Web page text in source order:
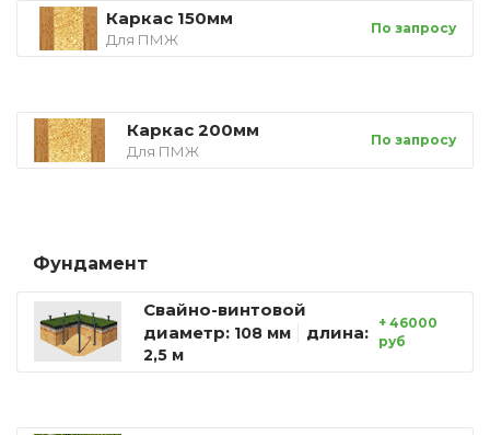
Каркас 150мм
Для ПМЖ
По запросу
Каркас 200мм
Для ПМЖ
По запросу
Фундамент
Свайно-винтовой
диаметр: 108 мм длина:
2,5 м
+ 46000
руб